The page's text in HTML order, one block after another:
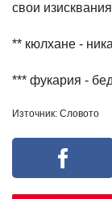
свои
** кюлхане -
*** фукария -
Източник: Словото